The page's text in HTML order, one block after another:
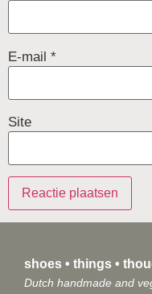
E-mail *
Site
shoes • things •
Dutch handmade and